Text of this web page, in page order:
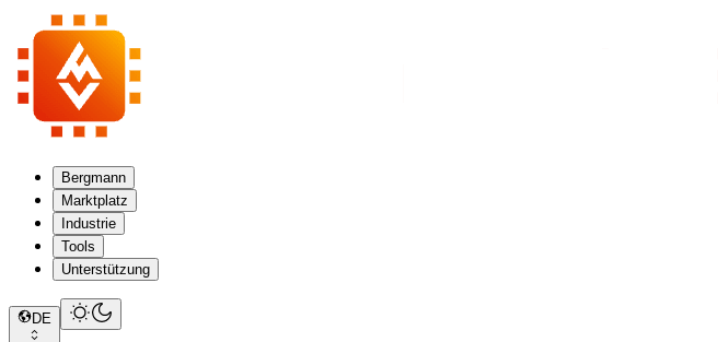
Bergmann
Marktplatz
Industrie
Tools
Unterstützung
DE